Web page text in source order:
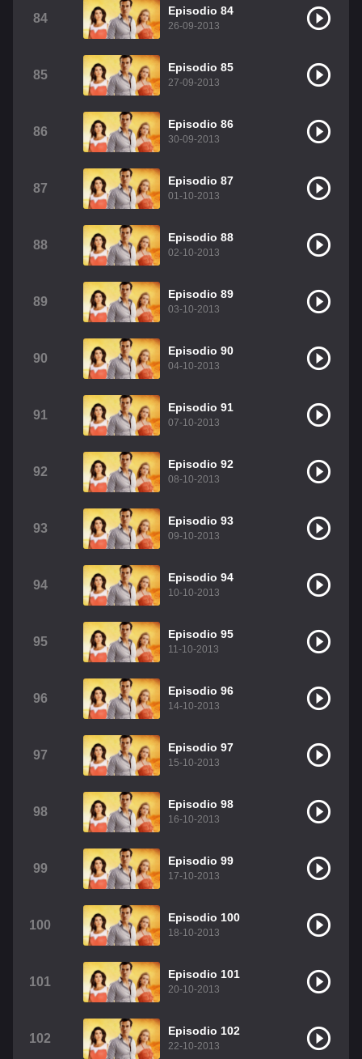
84
Episodio 84
26-09-2013
85
Episodio 85
27-09-2013
86
Episodio 86
30-09-2013
87
Episodio 87
01-10-2013
88
Episodio 88
02-10-2013
89
Episodio 89
03-10-2013
90
Episodio 90
04-10-2013
91
Episodio 91
07-10-2013
92
Episodio 92
08-10-2013
93
Episodio 93
09-10-2013
94
Episodio 94
10-10-2013
95
Episodio 95
11-10-2013
96
Episodio 96
14-10-2013
97
Episodio 97
15-10-2013
98
Episodio 98
16-10-2013
99
Episodio 99
17-10-2013
100
Episodio 100
18-10-2013
101
Episodio 101
20-10-2013
102
Episodio 102
22-10-2013